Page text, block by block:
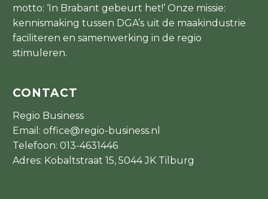
motto: ‘In Brabant gebeurt het!’ Onze missie:
kennismaking tussen DGA’s uit de maakindustrie
faciliteren en samenwerking in de regio
stimuleren.
CONTACT
Regio Business
Email: office@regio-business.nl
Telefoon: 013-4631446
Adres: Kobaltstraat 15, 5044 JK Tilburg